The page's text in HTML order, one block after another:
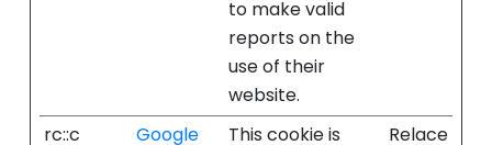
to make valid
reports on the
use of their
website.
rc::c Google
This cookie is
Relace